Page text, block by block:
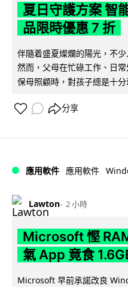
夏日守護方案 智
品限時優惠 7 折
伴隨着盛夏燦爛的陽光，不
然而，父母在忙碌工作、日
保母照顧時，對孩子總是十
分享
應用軟件 應用軟件
Lawton 2 小時
Microsoft 慳
氣 App 竟食
Microsoft 早前承諾改良